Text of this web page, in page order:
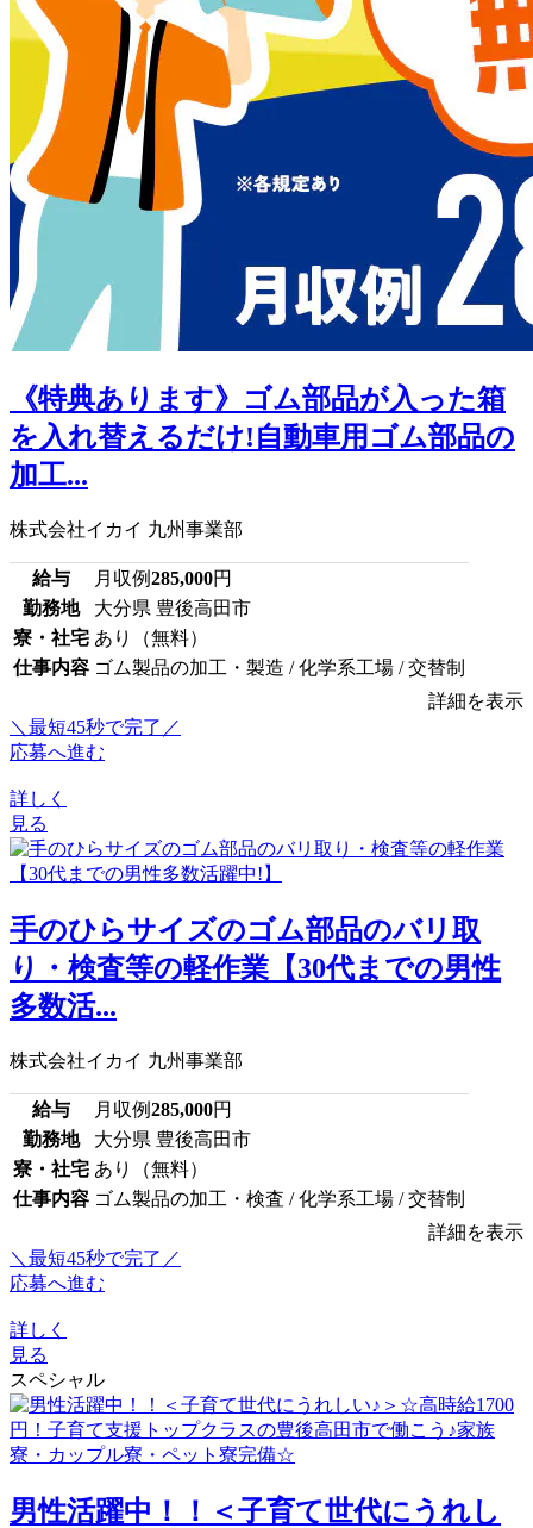
《特典あります》ゴム部品が入った箱
を入れ替えるだけ!自動車用ゴム部品の
加工...
株式会社イカイ 九州事業部
給与 月収例285,000円
勤務地
大分県 豊後高田市
寮・社宅 あり（無料）
仕事内容 ゴム製品の加工・製造 / 化学系工場 / 交替制
詳細を表示
＼最短45秒で完了／
応募へ進む
詳しく
見る
手のひらサイズのゴム部品のバリ取
り・検査等の軽作業【30代までの男性
多数活...
株式会社イカイ 九州事業部
給与 月収例285,000円
勤務地
大分県 豊後高田市
寮・社宅 あり（無料）
仕事内容 ゴム製品の加工・検査 / 化学系工場 / 交替制
詳細を表示
＼最短45秒で完了／
応募へ進む
詳しく
見る
スペシャル
男性活躍中！！＜子育て世代にうれし